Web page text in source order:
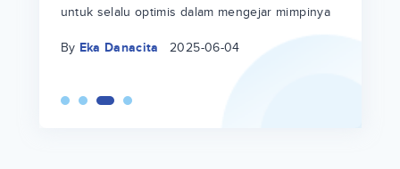
untuk selalu optimis dalam mengejar mimpinya
By Eka Danacita 2025-06-04